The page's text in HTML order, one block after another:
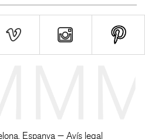
Espanya — Avís legal